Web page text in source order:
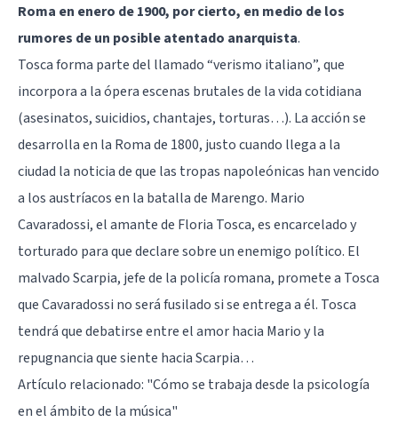
Roma en enero de 1900, por cierto, en medio de los
rumores de un posible atentado anarquista.
Tosca forma parte del llamado “verismo italiano”, que
incorpora a la ópera escenas brutales de la vida cotidiana
(asesinatos, suicidios, chantajes, torturas…). La acción se
desarrolla en la Roma de 1800, justo cuando llega a la
ciudad la noticia de que las tropas napoleónicas han vencido
a los austríacos en la batalla de Marengo. Mario
Cavaradossi, el amante de Floria Tosca, es encarcelado y
torturado para que declare sobre un enemigo político. El
malvado Scarpia, jefe de la policía romana, promete a Tosca
que Cavaradossi no será fusilado si se entrega a él. Tosca
tendrá que debatirse entre el amor hacia Mario y la
repugnancia que siente hacia Scarpia…
Artículo relacionado: "Cómo se trabaja desde la psicología
en el ámbito de la música"